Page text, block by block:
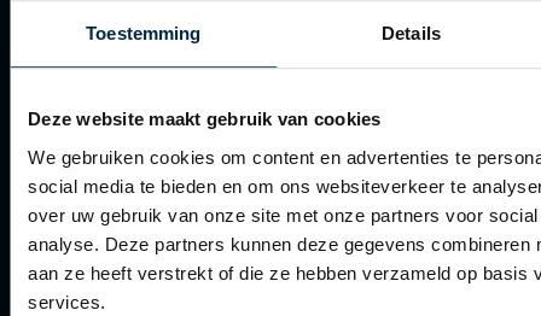
Toestemming Details
Deze website maakt gebruik van cookies
We gebruiken cookies om content en advertenties te
social media te bieden en om ons websiteverkeer te
over uw gebruik van onze site met onze partners voor
analyse. Deze partners kunnen deze gegevens combineren
aan ze heeft verstrekt of die ze hebben verzameld op basis
services.
Superdry
Thomas Maine
Tommy Hilfiger
Tramarossa
Vanguard
Klachtenafhandeling
Actievoorwaarden
Artikelonderhoud
Winkel
Winkel